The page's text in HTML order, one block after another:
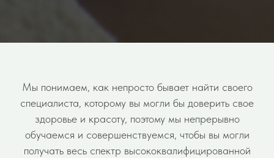
Мы понимаем, как непросто бывает найти своего
специалиста, которому вы могли бы доверить свое
здоровье и красоту, поэтому мы непрерывно
обучаемся и совершенствуемся, чтобы вы могли
получать весь спектр высококвалифицированной